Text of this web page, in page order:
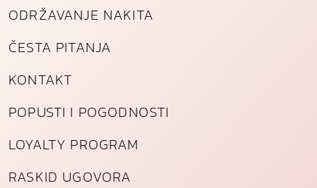
a
ODRŽAVANJE NAKITA
ČESTA PITANJA
KONTAKT
POPUSTI I POGODNOSTI
LOYALTY PROGRAM
RASKID UGOVORA